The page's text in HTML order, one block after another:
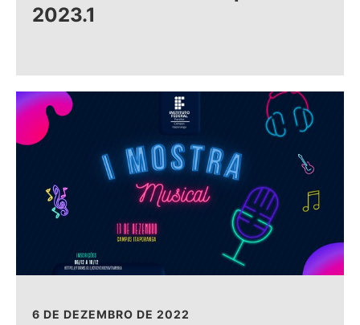
2023.1
6 DE DEZEMBRO DE 2022